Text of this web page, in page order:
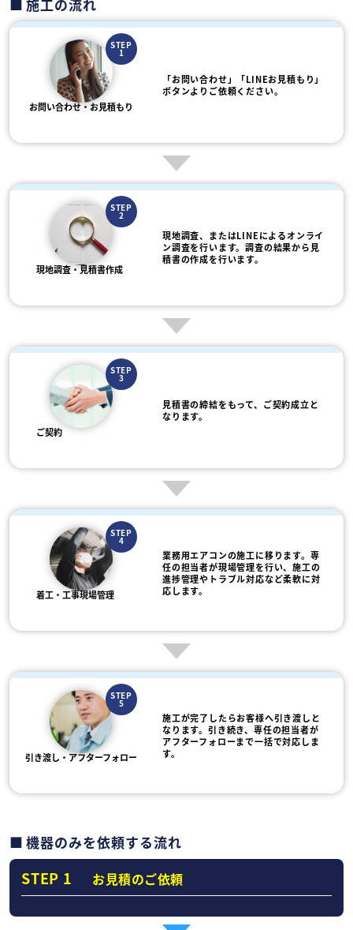
施工の流れ
STEP
1
お問い合わせ・お見積もり
「お問い合わせ」「LINEお見積もり」
ボタンよりご依頼ください。
STEP
2
現地調査・見積書作成
現地調査、またはLINEによるオンライ
ン調査を行います。調査の結果から見
積書の作成を行います。
STEP
3
ご契約
見積書の締結をもって、ご契約成立と
なります。
STEP
4
着工・工事現場管理
業務用エアコンの施工に移ります。専
任の担当者が現場管理を行い、施工の
進捗管理やトラブル対応など柔軟に対
応します。
STEP
5
引き渡し・アフターフォロー
施工が完了したらお客様へ引き渡しと
なります。引き続き、専任の担当者が
アフターフォローまで一括で対応しま
す。
機器のみを依頼する流れ
STEP 1 お見積のご依頼